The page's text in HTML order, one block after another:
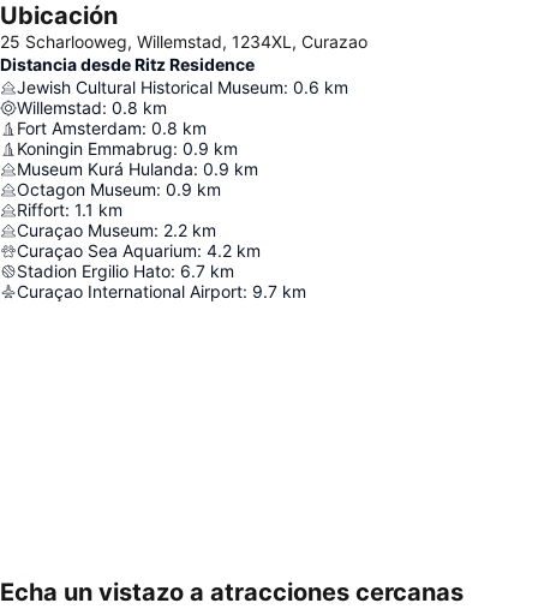
Ubicación
25 Scharlooweg, Willemstad, 1234XL, Curazao
Distancia desde Ritz Residence
Jewish Cultural Historical Museum: 0.6 km
Willemstad: 0.8 km
Fort Amsterdam: 0.8 km
Koningin Emmabrug: 0.9 km
Museum Kurá Hulanda: 0.9 km
Octagon Museum: 0.9 km
Riffort: 1.1 km
Curaçao Museum: 2.2 km
Curaçao Sea Aquarium: 4.2 km
Stadion Ergilio Hato: 6.7 km
Curaçao International Airport: 9.7 km
Echa un vistazo a atracciones cercanas